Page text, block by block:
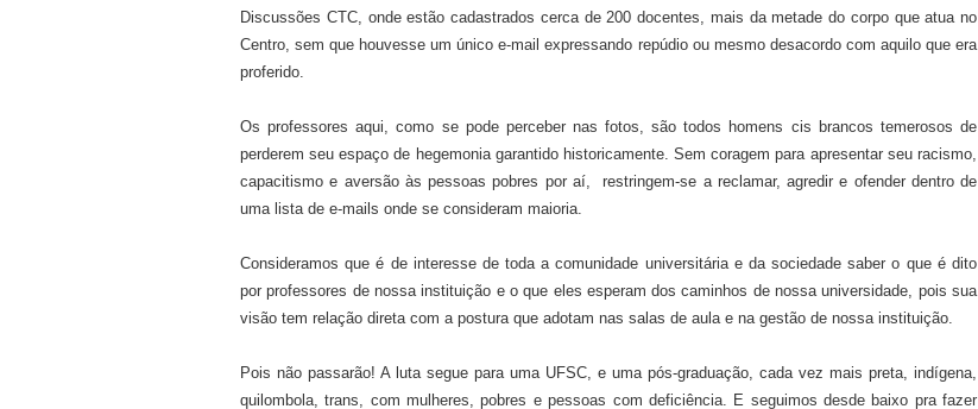
Discussões CTC, onde estão cadastrados cerca de 200 docentes,
mais da metade do corpo que atua no
Centro, sem que houvesse um único e-mail expressando repúdio ou mesmo desacordo com aquilo que era
proferido.
Os professores aqui, como sepode perceber nas fotos, são todos homens cis brancos temerosos de
perderem seu espaço de hegemonia garantido historicamente.Sem coragem para apresentar seu racismo,
capacitismo e aversão às pessoas pobres por aí,restringem-se a reclamar, agredir e ofender dentro de
uma lista de e-mails onde se consideram maioria
Consideramos que é de interesse de toda a comunidade universitária e da sociedade sabero que é dito
por professores de nossa instituição e o que eles esperam dos caminhos de nossa universidade , pois sua
visão tem relação direta com a postura que adotam nas salas de aula e na gestão de nossa instituição.
Pois não passarão! A luta segue para uma UFSC, e uma pós-graduação, cada vez mais preta, indígena,
quilombola, trans , com mulheres, pobres e pessoas com deficiência. E seguimos desdebaixo pra fazer